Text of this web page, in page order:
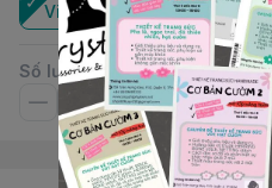
Viên
Số lượng